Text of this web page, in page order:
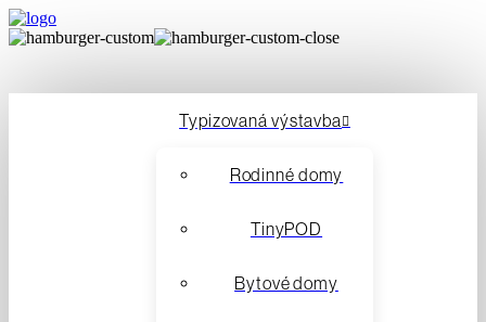
Typizovaná výstavba
Rodinné domy
TinyPOD
Bytové domy